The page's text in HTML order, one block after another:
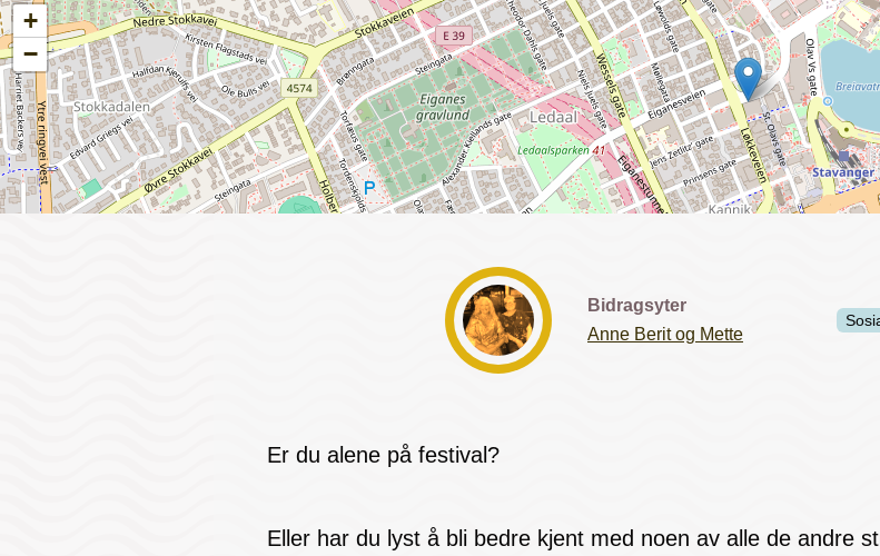
+
−
Bidragsyter
Anne Berit og Mette
Er du alene på festival?
Eller har du lyst å bli bedre kjent med noen av alle de andre